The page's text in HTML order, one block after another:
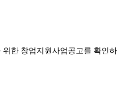
한 창업지원사업공고를 확인하